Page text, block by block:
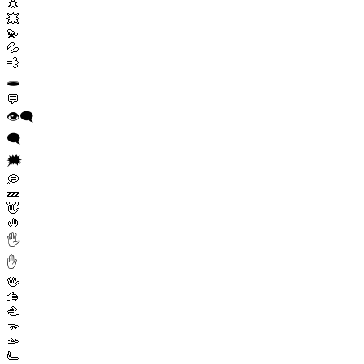
💢
💥
💫
💦
💨
🕳️
💬
👁️‍🗨️
🗨️
🗯️
💭
💤
👋
🤚
🖐️
✋
🖖
🫱
🫲
🫳
🫴
🫷